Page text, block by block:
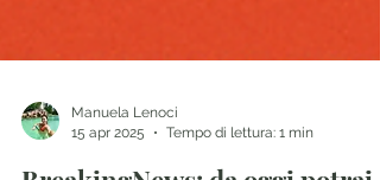
15 apr 2025
Tempo di lettura: 1 min